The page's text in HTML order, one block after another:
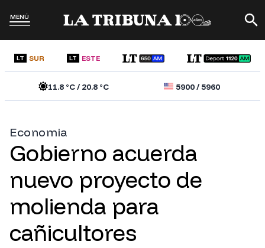
MENÚ
LT SUR LT ESTE
11.8°C /20.8°C 5900/5960
Economia
Gobierno acuerda
nuevo proyecto de
molienda para
cañicultores